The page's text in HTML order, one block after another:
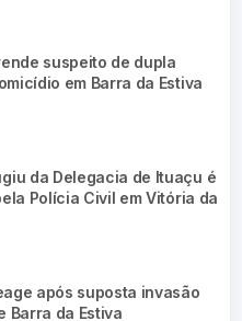
suspeito de dupla
em Barra da Estiva
da Delegacia de Ituaçu é
Polícia Civil em Vitória da
após suposta invasão
Barra da Estiva